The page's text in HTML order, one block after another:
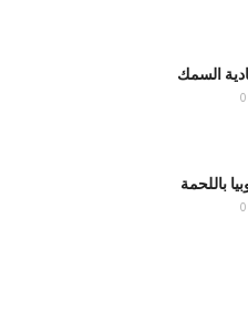
السمك
0
باللحمة
0